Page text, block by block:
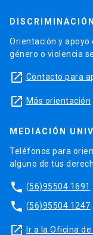
Orientación y apoyo
género o violencia
launch Contacto para
launch Más orientación
MEDIACIÓN
Teléfonos para
alguno de tus
phone (56)95504 1691
phone (56)95504 1247
launch Ir a la Oficina